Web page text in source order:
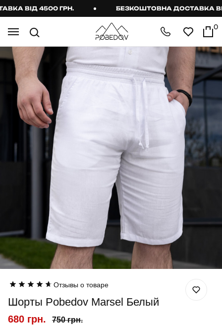
ВІД 4500 ГРН. БЕЗКОШТОВНА ДОСТАВКА ВІД
0
Отзывы о товаре
Шорты Pobedov Marsel Белый
680 грн. 750 грн.